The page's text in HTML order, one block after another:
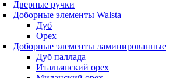
Дверные ручки
Доборные элементы Walsta
Дуб
Орех
Доборные элементы ламинированные
Дуб паллада
Итальянский орех